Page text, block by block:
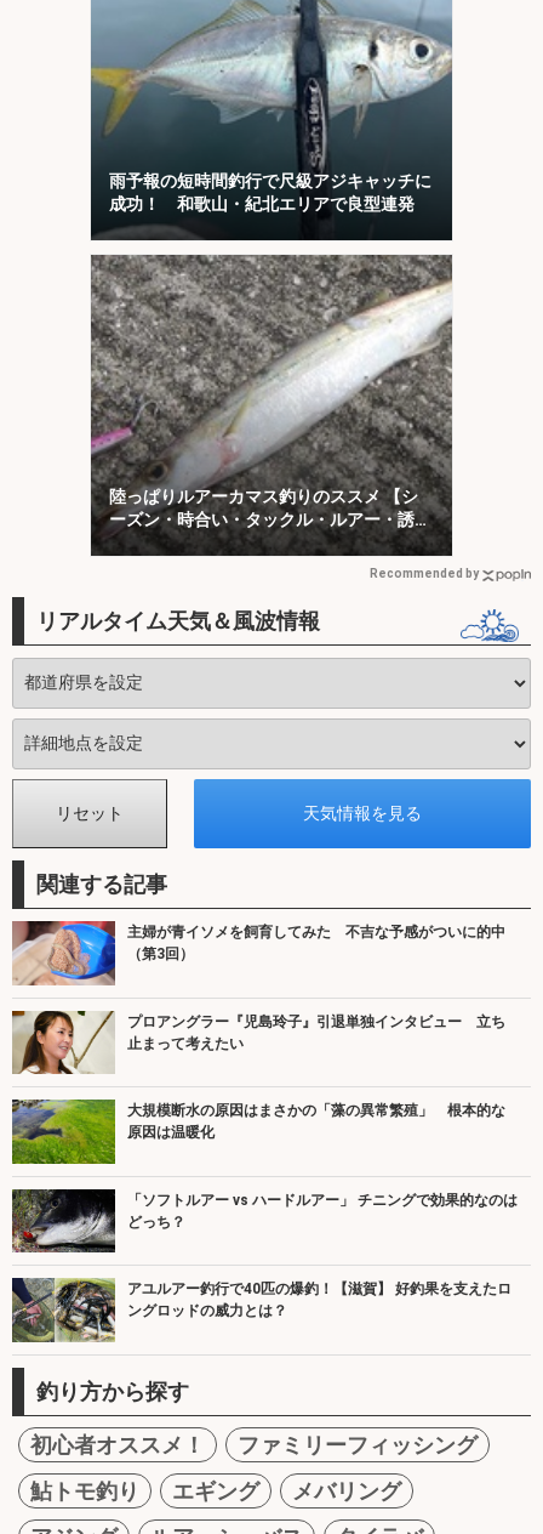
雨予報の短時間釣行で尺級アジキャッチに
成功！ 和歌山・紀北エリアで良型連発
陸っぱりルアーカマス釣りのススメ 【シ
ーズン・時合い・タックル・ルアー・誘い
方を解説】
Recommended by
リアルタイム天気＆風波情報
関連する記事
主婦が青イソメを飼育してみた 不吉な予感がついに的中
（第3回）
プロアングラー『児島玲子』引退単独インタビュー 立ち
止まって考えたい
大規模断水の原因はまさかの「藻の異常繁殖」 根本的な
原因は温暖化
「ソフトルアー vs ハードルアー」 チニングで効果的なのは
どっち？
アユルアー釣行で40匹の爆釣！【滋賀】 好釣果を支えたロ
ングロッドの威力とは？
釣り方から探す
初心者オススメ！
ファミリーフィッシング
鮎トモ釣り
エギング
メバリング